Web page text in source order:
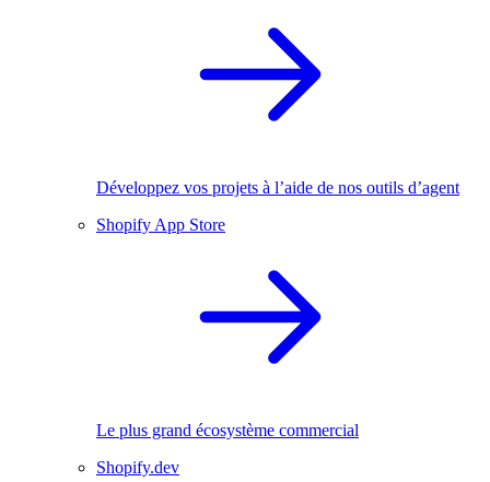
Développez vos projets à l’aide de nos outils d’agent
Shopify App Store
Le plus grand écosystème commercial
Shopify.dev